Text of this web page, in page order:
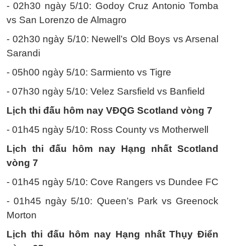
- 02h30 ngày 5/10: Godoy Cruz Antonio Tomba
vs San Lorenzo de Almagro
- 02h30 ngày 5/10: Newell’s Old Boys vs Arsenal
Sarandi
- 05h00 ngày 5/10: Sarmiento vs Tigre
- 07h30 ngày 5/10: Velez Sarsfield vs Banfield
Lịch thi đấu hôm nay VĐQG Scotland vòng 7
- 01h45 ngày 5/10: Ross County vs Motherwell
Lịch thi đấu hôm nay Hạng nhất Scotland
vòng 7
- 01h45 ngày 5/10: Cove Rangers vs Dundee FC
- 01h45 ngày 5/10: Queen’s Park vs Greenock
Morton
Lịch thi đấu hôm nay Hạng nhất Thụy Điển